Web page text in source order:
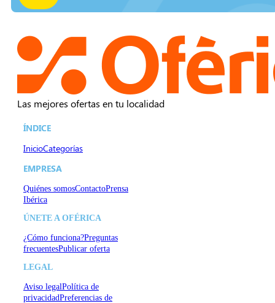
Las mejores ofertas en tu localidad
ÍNDICE
InicioCategorías
EMPRESA
Quiénes somosContactoPrensa
Ibérica
ÚNETE A OFÉRICA
¿Cómo funciona?Preguntas
frecuentesPublicar oferta
LEGAL
Aviso legalPolítica de
privacidadPreferencias de